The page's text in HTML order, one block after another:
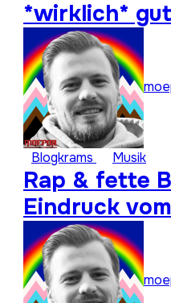
*wirklich*
Blogkrams Musik
Rap & fette
Eindruck
Konzert